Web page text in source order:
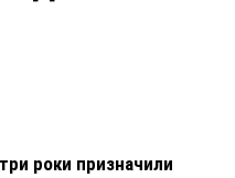
роки призначили